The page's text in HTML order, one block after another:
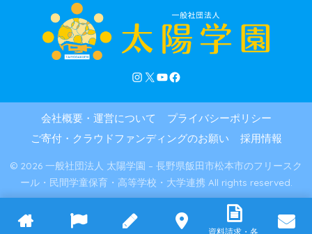
会社概要・運営について
プライバシーポリシー
ご寄付・クラウドファンディングのお願い
採用情報
© 2026 一般社団法人 太陽学園 – 長野県飯田市松本市のフリースク
ール・民間学童保育・高等学校・大学連携 All rights reserved.
資料請求・各